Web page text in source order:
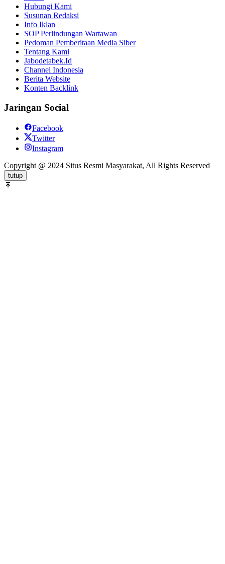
Hubungi Kami
Susunan Redaksi
Info Iklan
SOP Perlindungan Wartawan
Pedoman Pemberitaan Media Siber
Tentang Kami
Jabodetabek.Id
Channel Indonesia
Berita Website
Konten Backlink
Jaringan Social
Facebook
Twitter
Instagram
Copyright @ 2024 Situs Resmi Masyarakat, All Rights Reserved
tutup